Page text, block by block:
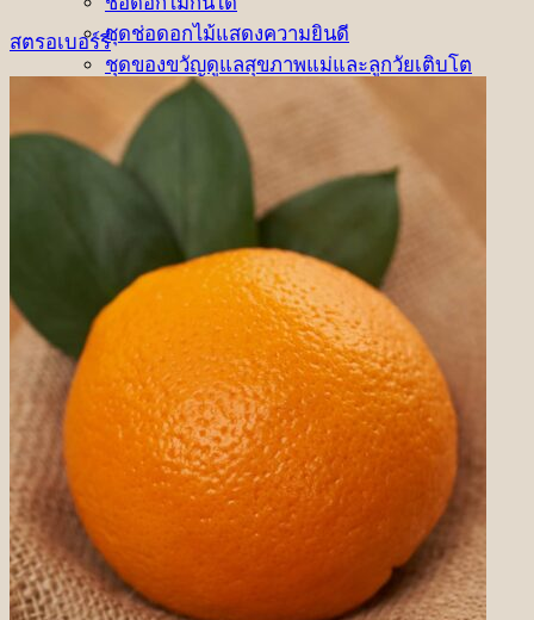
ชุดช่อดอกไม้แสดงความยินดี
ชุดของขวัญดูแลสุขภาพแม่และลูกวัยเติบโต
ชุดตะกร้าของขวัญ
ชุดผลไม้พร้อมทาน
Onsite Service
สตรอเบอร์รี่